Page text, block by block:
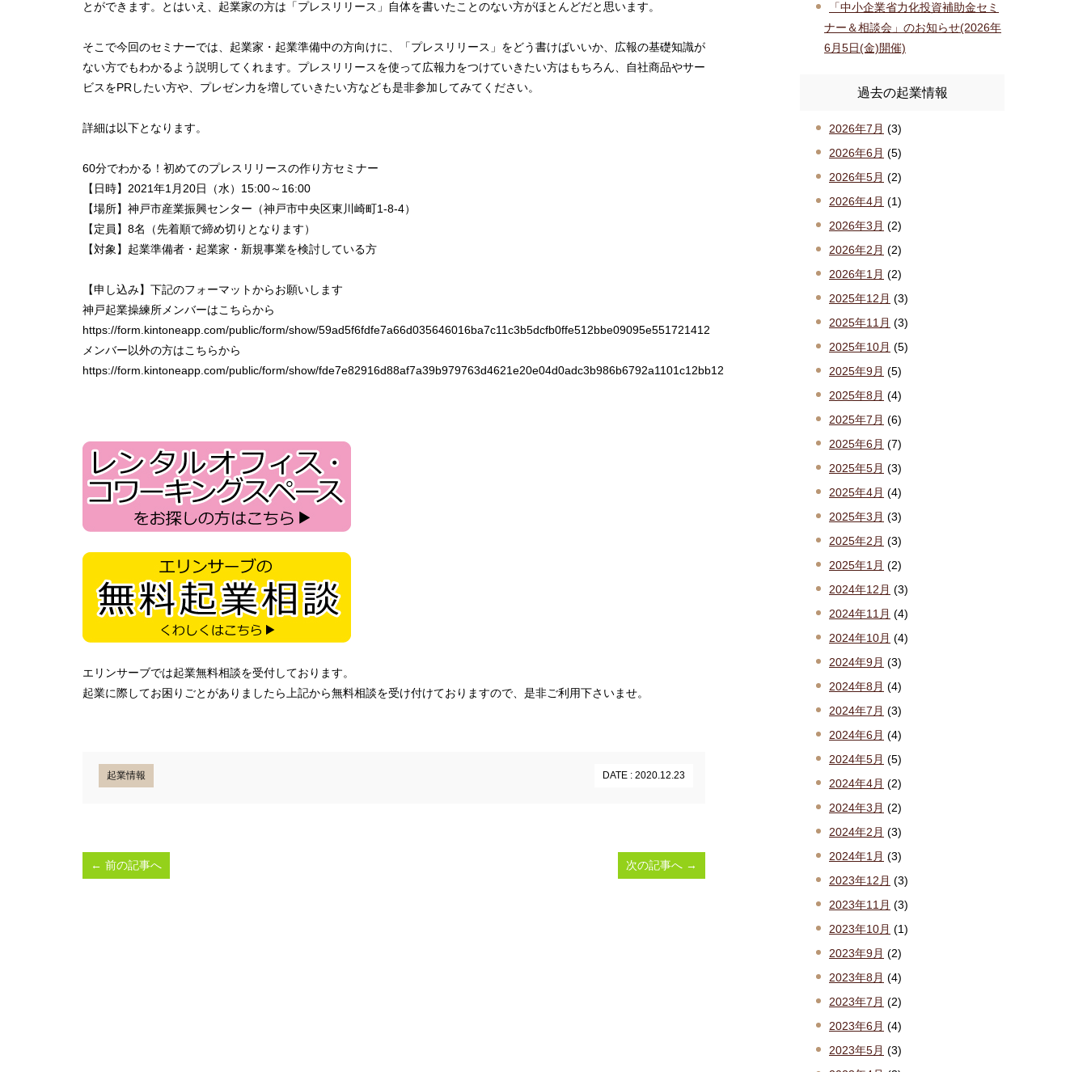
とができます。とはいえ、起業家の方は「プレスリリース」自体を書いたことのない方がほとんどだと思います。
そこで今回のセミナーでは、起業家・起業準備中の方向けに、「プレスリリース」をどう書けばいいか、広報の基礎知識が
ない方でもわかるよう説明してくれます。プレスリリースを使って広報力をつけていきたい方はもちろん、自社商品やサー
ビスをPRしたい方や、プレゼン力を増していきたい方なども是非参加してみてください。
詳細は以下となります。
60分でわかる！初めてのプレスリリースの作り方セミナー
【日時】2021年1月20日（水）15:00～16:00
【場所】神戸市産業振興センター（神戸市中央区東川崎町1-8-4）
【定員】8名（先着順で締め切りとなります）
【対象】起業準備者・起業家・新規事業を検討している方
【申し込み】下記のフォーマットからお願いします
神戸起業操練所メンバーはこちらから
https://form.kintoneapp.com/public/form/show/59ad5f6fdfe7a66d035646016ba7c11c3b5dcfb0ffe512bbe09095e551721412
メンバー以外の方はこちらから
https://form.kintoneapp.com/public/form/show/fde7e82916d88af7a39b979763d4621e20e04d0adc3b986b6792a1101c12bb12
エリンサーブでは起業無料相談を受付しております。
起業に際してお困りごとがありましたら上記から無料相談を受け付けておりますので、是非ご利用下さいませ。
起業情報 DATE : 2020.12.23
← 前の記事へ 次の記事へ →
「中小企業省力化投資補助金セミ
ナー＆相談会」のお知らせ(2026年
6月5日(金)開催)
過去の起業情報
2026年7月 (3)
2026年6月 (5)
2026年5月 (2)
2026年4月 (1)
2026年3月 (2)
2026年2月 (2)
2026年1月 (2)
2025年12月 (3)
2025年11月 (3)
2025年10月 (5)
2025年9月 (5)
2025年8月 (4)
2025年7月 (6)
2025年6月 (7)
2025年5月 (3)
2025年4月 (4)
2025年3月 (3)
2025年2月 (3)
2025年1月 (2)
2024年12月 (3)
2024年11月 (4)
2024年10月 (4)
2024年9月 (3)
2024年8月 (4)
2024年7月 (3)
2024年6月 (4)
2024年5月 (5)
2024年4月 (2)
2024年3月 (2)
2024年2月 (3)
2024年1月 (3)
2023年12月 (3)
2023年11月 (3)
2023年10月 (1)
2023年9月 (2)
2023年8月 (4)
2023年7月 (2)
2023年6月 (4)
2023年5月 (3)